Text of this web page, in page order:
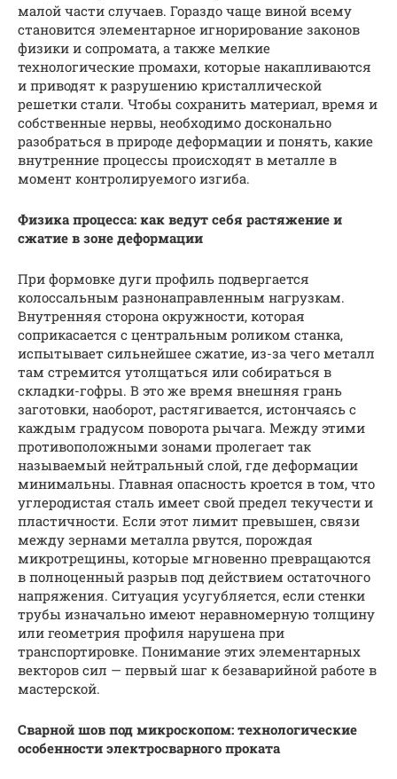
малой части случаев. Гораздо чаще виной всему
становится элементарное игнорирование законов
физики и сопромата, а также мелкие
технологические промахи, которые накапливаются
и приводят к разрушению кристаллической
решетки стали. Чтобы сохранить материал, время и
собственные нервы, необходимо досконально
разобраться в природе деформации и понять, какие
внутренние процессы происходят в металле в
момент контролируемого изгиба.
Физика процесса: как ведут себя растяжение и
сжатие в зоне деформации
При формовке дуги профиль подвергается
колоссальным разнонаправленным нагрузкам.
Внутренняя сторона окружности, которая
соприкасается с центральным роликом станка,
испытывает сильнейшее сжатие, из-за чего металл
там стремится утолщаться или собираться в
складки-гофры. В это же время внешняя грань
заготовки, наоборот, растягивается, истончаясь с
каждым градусом поворота рычага. Между этими
противоположными зонами пролегает так
называемый нейтральный слой, где деформации
минимальны. Главная опасность кроется в том, что
углеродистая сталь имеет свой предел текучести и
пластичности. Если этот лимит превышен, связи
между зернами металла рвутся, порождая
микротрещины, которые мгновенно превращаются
в полноценный разрыв под действием остаточного
напряжения. Ситуация усугубляется, если стенки
трубы изначально имеют неравномерную толщину
или геометрия профиля нарушена при
транспортировке. Понимание этих элементарных
векторов сил — первый шаг к безаварийной работе в
мастерской.
Сварной шов под микроскопом: технологические
особенности электросварного проката